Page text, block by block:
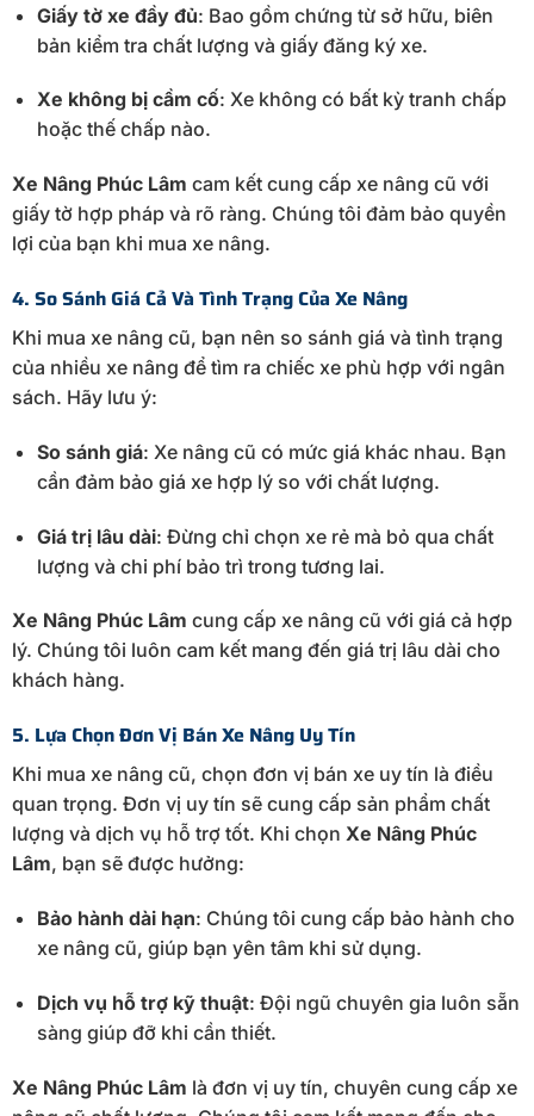
Giấy tờ xe đầy đủ: Bao gồm chứng từ sở hữu, biên
bản kiểm tra chất lượng và giấy đăng ký xe.
Xe không bị cầm cố: Xe không có bất kỳ tranh chấp
hoặc thế chấp nào.
Xe Nâng Phúc Lâm cam kết cung cấp xe nâng cũ với
giấy tờ hợp pháp và rõ ràng. Chúng tôi đảm bảo quyền
lợi của bạn khi mua xe nâng.
4. So Sánh Giá Cả Và Tình Trạng Của Xe Nâng
Khi mua xe nâng cũ, bạn nên so sánh giá và tình trạng
của nhiều xe nâng để tìm ra chiếc xe phù hợp với ngân
sách. Hãy lưu ý:
So sánh giá: Xe nâng cũ có mức giá khác nhau. Bạn
cần đảm bảo giá xe hợp lý so với chất lượng.
Giá trị lâu dài: Đừng chỉ chọn xe rẻ mà bỏ qua chất
lượng và chi phí bảo trì trong tương lai.
Xe Nâng Phúc Lâm cung cấp xe nâng cũ với giá cả hợp
lý. Chúng tôi luôn cam kết mang đến giá trị lâu dài cho
khách hàng.
5. Lựa Chọn Đơn Vị Bán Xe Nâng Uy Tín
Khi mua xe nâng cũ, chọn đơn vị bán xe uy tín là điều
quan trọng. Đơn vị uy tín sẽ cung cấp sản phẩm chất
lượng và dịch vụ hỗ trợ tốt. Khi chọn Xe Nâng Phúc
Lâm, bạn sẽ được hưởng:
Bảo hành dài hạn: Chúng tôi cung cấp bảo hành cho
xe nâng cũ, giúp bạn yên tâm khi sử dụng.
Dịch vụ hỗ trợ kỹ thuật: Đội ngũ chuyên gia luôn sẵn
sàng giúp đỡ khi cần thiết.
Xe Nâng Phúc Lâm là đơn vị uy tín, chuyên cung cấp xe